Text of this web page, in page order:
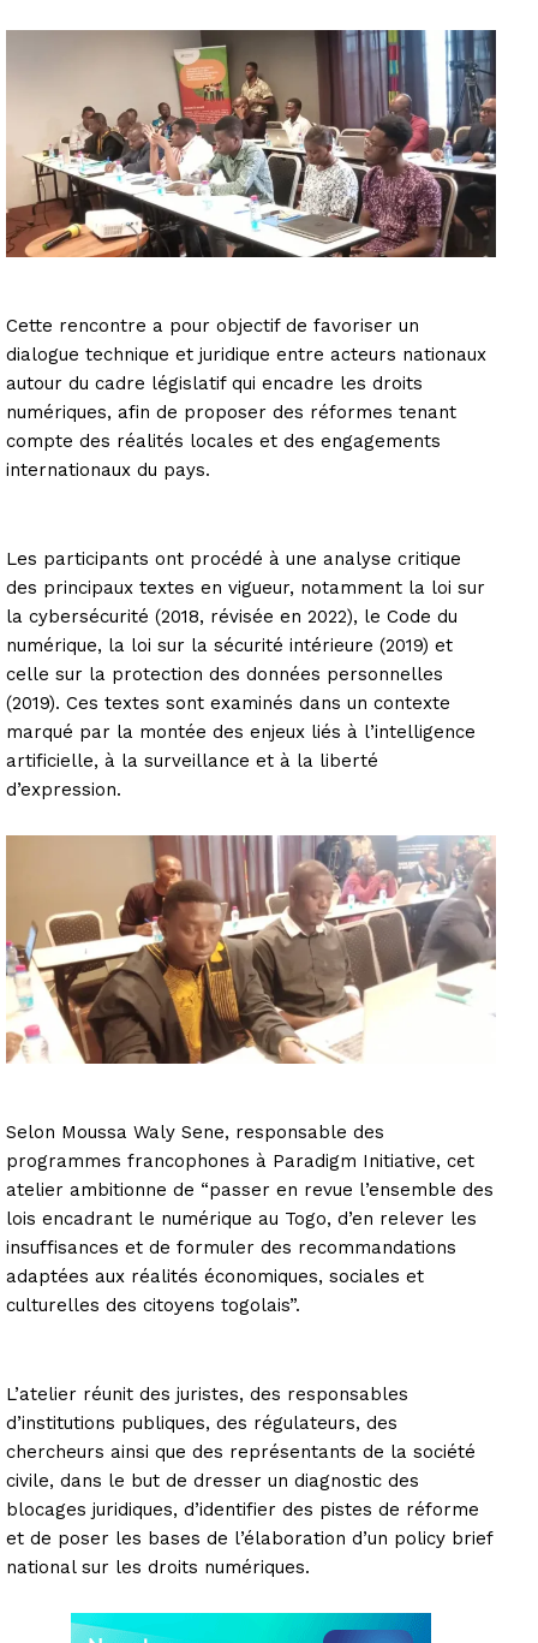
Cette rencontre a pour objectif de favoriser un
dialogue technique et juridique entre acteurs nationaux
autour du cadre législatif qui encadre les droits
numériques, afin de proposer des réformes tenant
compte des réalités locales et des engagements
internationaux du pays.
Les participants ont procédé à une analyse critique
des principaux textes en vigueur, notamment la loi sur
la cybersécurité (2018, révisée en 2022), le Code du
numérique, la loi sur la sécurité intérieure (2019) et
celle sur la protection des données personnelles
(2019). Ces textes sont examinés dans un contexte
marqué par la montée des enjeux liés à l’intelligence
artificielle, à la surveillance et à la liberté
d’expression.
Selon Moussa Waly Sene, responsable des
programmes francophones à Paradigm Initiative, cet
atelier ambitionne de “passer en revue l’ensemble des
lois encadrant le numérique au Togo, d’en relever les
insuffisances et de formuler des recommandations
adaptées aux réalités économiques, sociales et
culturelles des citoyens togolais”.
L’atelier réunit des juristes, des responsables
d’institutions publiques, des régulateurs, des
chercheurs ainsi que des représentants de la société
civile, dans le but de dresser un diagnostic des
blocages juridiques, d’identifier des pistes de réforme
et de poser les bases de l’élaboration d’un policy brief
national sur les droits numériques.